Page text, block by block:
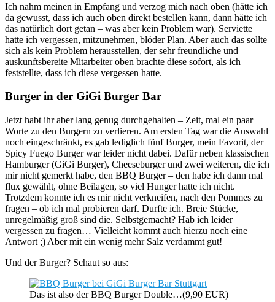
Ich nahm meinen in Empfang und verzog mich nach oben (hätte ich
da gewusst, dass ich auch oben direkt bestellen kann, dann hätte ich
das natürlich dort getan – was aber kein Problem war). Serviette
hatte ich vergessen, mitzunehmen, blöder Plan. Aber auch das sollte
sich als kein Problem herausstellen, der sehr freundliche und
auskunftsbereite Mitarbeiter oben brachte diese sofort, als ich
feststellte, dass ich diese vergessen hatte.
Burger in der GiGi Burger Bar
Jetzt habt ihr aber lang genug durchgehalten – Zeit, mal ein paar
Worte zu den Burgern zu verlieren. Am ersten Tag war die Auswahl
noch eingeschränkt, es gab lediglich fünf Burger, mein Favorit, der
Spicy Fuego Burger war leider nicht dabei. Dafür neben klassischen
Hamburger (GiGi Burger), Cheeseburger und zwei weiteren, die ich
mir nicht gemerkt habe, den BBQ Burger – den habe ich dann mal
flux gewählt, ohne Beilagen, so viel Hunger hatte ich nicht.
Trotzdem konnte ich es mir nicht verkneifen, nach den Pommes zu
fragen – ob ich mal probieren darf. Durfte ich. Breie Stücke,
unregelmäßig groß sind die. Selbstgemacht? Hab ich leider
vergessen zu fragen… Vielleicht kommt auch hierzu noch eine
Antwort ;) Aber mit ein wenig mehr Salz verdammt gut!
Und der Burger? Schaut so aus:
Das ist also der BBQ Burger Double…(9,90 EUR)